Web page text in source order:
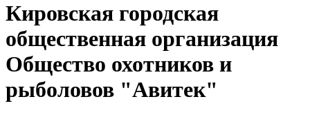
Кировская городская
общественная организация
Общество охотников и
рыболовов "Авитек"